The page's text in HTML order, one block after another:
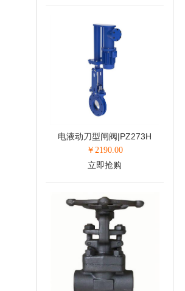
电液动刀型闸阀|PZ273H
￥ 2190.00
立即抢购